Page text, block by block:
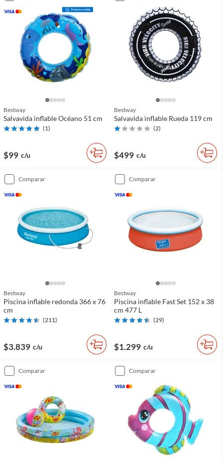
Bestway
Salvavida inflable Océano 51 cm
(1)
$99 c/u
Bestway
Salvavida inflable Rueda 119 cm
(2)
$499 c/u
comparar
Bestway
Piscina inflable redonda 366 x 76
cm
(211)
$3.839 c/u
comparar
Bestway
Piscina inflable Fast Set 152 x 38
cm 477 L
(29)
$1.299 c/u
comparar comparar